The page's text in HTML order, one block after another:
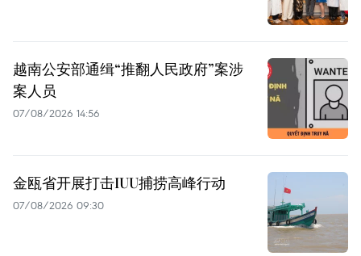
越南公安部通缉“推翻人民政府”案涉
案人员
07/08/2026 14:56
金瓯省开展打击IUU捕捞高峰行动
07/08/2026 09:30